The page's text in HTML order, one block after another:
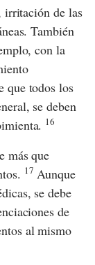
irritación de las
También
con la
que todos los
se deben
16
más que
17 Aunque
se debe
de
al mismo